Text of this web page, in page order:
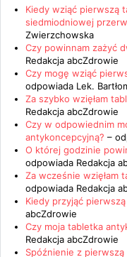
Kiedy wziąć pierwszą
siedmiodniowej
Zwierzchowska
Czy powinnam zażyć
Redakcja abcZdrowie
Czy mogę wziąć
odpowiada Lek.
Za szybko wzięłam
Redakcja abcZdrowie
Czy w odpowiednim
antykoncepcyjną? –
O której godzinie
odpowiada Redakcja
Za wcześnie wzięłam
odpowiada Redakcja
Kiedy przyjąć
abcZdrowie
Czy moja tabletka
Redakcja abcZdrowie
Spóźnienie z